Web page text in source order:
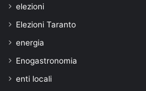
elezioni
Elezioni Taranto
energia
Enogastronomia
enti locali